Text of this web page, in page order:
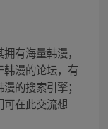
有海量韩漫，
韩漫的论坛，有
的搜索引擎；
在此交流想